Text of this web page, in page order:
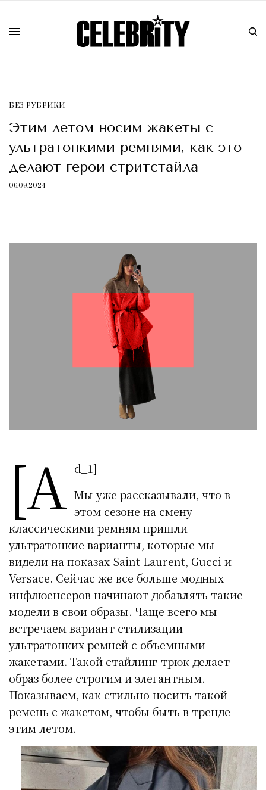
БЕЗ РУБРИКИ
Этим летом носим жакеты с
ультратонкими ремнями, как это
делают герои стритстайла
06.09.2024
[a d_1]
Мы уже рассказывали, что в
этом сезоне на смену
классическими ремням пришли
ультратонкие варианты, которые мы
видели на показах Saint Laurent, Gucci и
Versace. Сейчас же все больше модных
инфлюенсеров начинают добавлять такие
модели в свои образы. Чаще всего мы
встречаем вариант стилизации
ультратонких ремней с объемными
жакетами. Такой стайлинг-трюк делает
образ более строгим и элегантным.
Показываем, как стильно носить такой
ремень с жакетом, чтобы быть в тренде
этим летом.